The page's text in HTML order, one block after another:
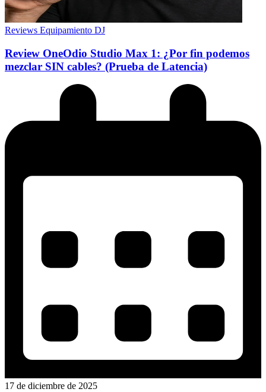
Reviews Equipamiento DJ
Review OneOdio Studio Max 1: ¿Por fin podemos
mezclar SIN cables? (Prueba de Latencia)
17 de diciembre de 2025